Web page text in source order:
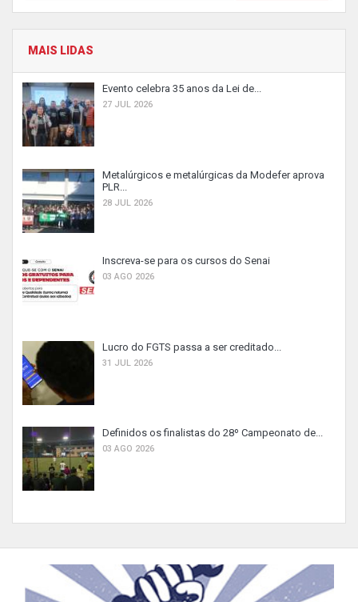
MAIS LIDAS
Evento celebra 35 anos da Lei de...
27 JUL 2026
Metalúrgicos e metalúrgicas da Modefer aprova
PLR...
28 JUL 2026
Inscreva-se para os cursos do Senai
03 AGO 2026
Lucro do FGTS passa a ser creditado...
31 JUL 2026
Definidos os finalistas do 28º Campeonato de...
03 AGO 2026